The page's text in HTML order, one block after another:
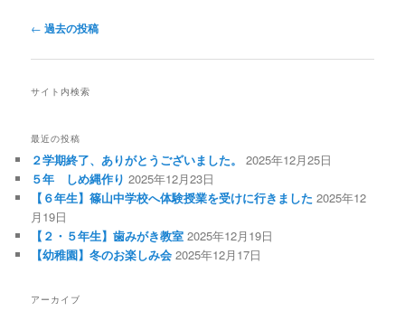
投
ナ
ゲ
シ
ョ
ン
← 過去の投稿
サイト内検索
最近の投稿
２学期終了、ありがとうございました。
2025年12月25日
５年 しめ縄作り 2025年12月23日
【６年生】篠山中学校へ体験授業を受けに行きました 2025年12
月19日
【２・５年生】歯みがき教室 2025年12月19日
【幼稚園】冬のお楽しみ会 2025年12月17日
アーカイブ